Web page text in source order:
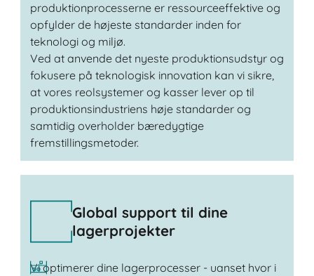
produktionprocesserne er ressourceeffektive og
opfylder de højeste standarder inden for
teknologi og miljø.
Ved at anvende det nyeste produktionsudstyr og
fokusere på teknologisk innovation kan vi sikre,
at vores reolsystemer og kasser lever op til
produktionsindustriens høje standarder og
samtidig overholder bæredygtige
fremstillingsmetoder.
Global support til dine
lagerprojekter
Vi optimerer dine lagerprocesser - uanset hvor i